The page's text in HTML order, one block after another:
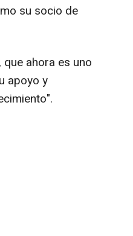
su socio de
ahora es uno
apoyo y